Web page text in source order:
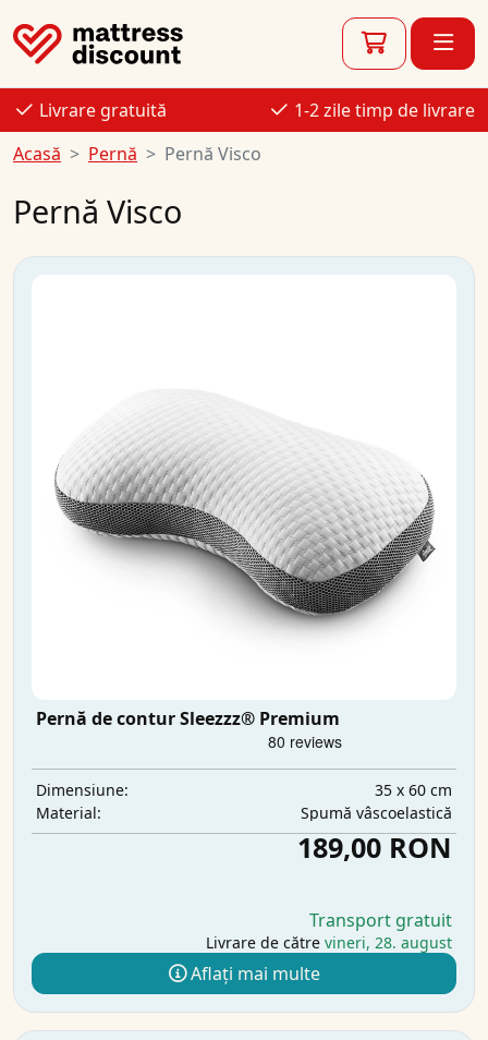
Livrare gratuită
1-2 zile timp de livrare
Acasă
Pernă Pernă Visco
Pernă Visco
Pernă de contur Sleezzz® Premium
Dimensiune:
35 x 60 cm
Material:
Spumă vâscoelastică
189,00 RON
Transport gratuit
Livrare de către vineri, 28. august
Aflați mai multe